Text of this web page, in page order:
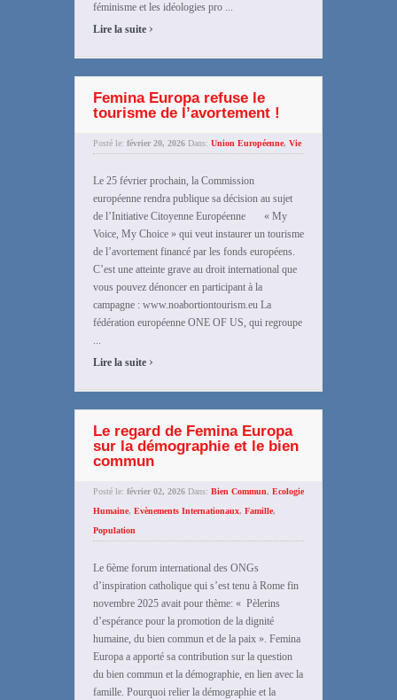
féminisme et les idéologies pro ...
Lire la suite ›
Femina Europa refuse le
tourisme de l’avortement !
Posté le: février 20, 2026 Dans: Union Européenne, Vie
Le 25 février prochain, la Commission
européenne rendra publique sa décision au sujet
de l’Initiative Citoyenne Européenne « My
Voice, My Choice » qui veut instaurer un tourisme
de l’avortement financé par les fonds européens.
C’est une atteinte grave au droit international que
vous pouvez dénoncer en participant à la
campagne : www.noabortiontourism.eu La
fédération européenne ONE OF US, qui regroupe
...
Lire la suite ›
Le regard de Femina Europa
sur la démographie et le bien
commun
Posté le: février 02, 2026 Dans: Bien Commun, Ecologie
Humaine, Evènements Internationaux, Famille,
Population
Le 6ème forum international des ONGs
d’inspiration catholique qui s’est tenu à Rome fin
novembre 2025 avait pour thème: « Pèlerins
d’espérance pour la promotion de la dignité
humaine, du bien commun et de la paix ». Femina
Europa a apporté sa contribution sur la question
du bien commun et la démographie, en lien avec la
famille. Pourquoi relier la démographie et la